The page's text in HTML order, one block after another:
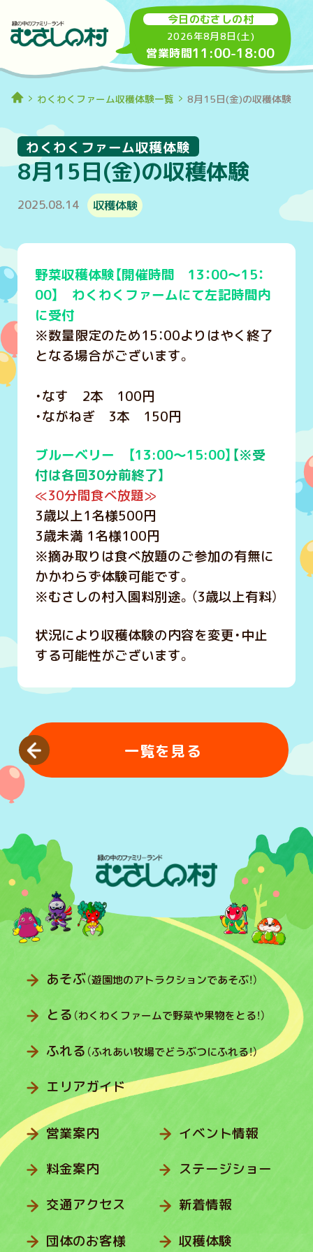
今日のむさしの村
2026年8月8日(土)
営業時間11:00-18:00
わくわくファーム収穫体験一覧 8月15日(金)の収穫体験
8月15日(金)の収穫体験
わくわくファーム収穫体験
2025.08.14 収穫体験
野菜収穫体験【開催時間 13：00～15：
00】 わくわくファームにて左記時間内
に受付
※数量限定のため15：00よりはやく終了
となる場合がございます。
・なす 2本 100円
・ながねぎ 3本 150円
ブルーベリー 【13:00～15:00】 【※受
付は各回30分前終了】
≪30分間食べ放題≫
3歳以上1名様500円
3歳未満 1名様100円
※摘み取りは食べ放題のご参加の有無に
かかわらず体験可能です。
※むさしの村入園料別途。（3歳以上有料）
状況により収穫体験の内容を変更・中止
する可能性がございます。
一覧を見る
あそぶ（遊園地のアトラクションであそぶ！）
とる （わくわくファームで野菜や果物をとる！）
ふれる （ふれあい牧場でどうぶつにふれる！）
エリアガイド
営業案内
料金案内
交通アクセス
団体のお客様
イベント情報
ステージショー
新着情報
収穫体験